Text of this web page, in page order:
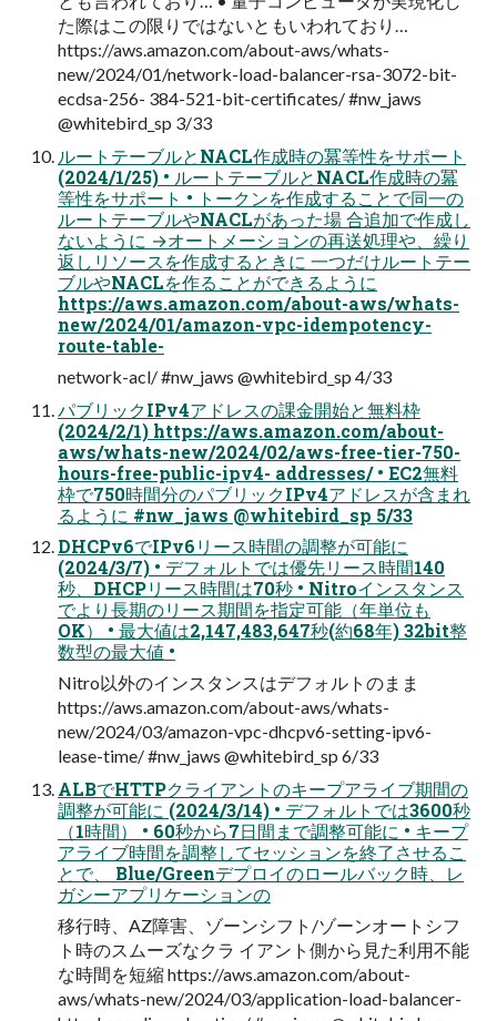
た際はこの限りではないともいわれており…
https://aws.amazon.com/about-aws/whats-
new/2024/01/network-load-balancer-rsa-3072-bit-
ecdsa-256- 384-521-bit-certificates/ #nw_jaws
@whitebird_sp 3/33
ルートテーブルとNACL作成時の冪等性をサポート
(2024/1/25) • ルートテーブルとNACL作成時の冪
等性をサポート • トークンを作成することで同一の
ルートテーブルやNACLがあった場 合追加で作成し
ないように →オートメーションの再送処理や、繰り
返しリソースを作成するときに 一つだけルートテー
ブルやNACLを作ることができるように
https://aws.amazon.com/about-aws/whats-
new/2024/01/amazon-vpc-idempotency-
route-table-
network-acl/ #nw_jaws @whitebird_sp 4/33
パブリックIPv4アドレスの課金開始と無料枠
(2024/2/1) https://aws.amazon.com/about-
aws/whats-new/2024/02/aws-free-tier-750-
hours-free-public-ipv4- addresses/ • EC2無料
枠で750時間分のパブリックIPv4アドレスが含まれ
るように #nw_jaws @whitebird_sp 5/33
DHCPv6でIPv6リース時間の調整が可能に
(2024/3/7) • デフォルトでは優先リース時間140
秒、DHCPリース時間は70秒 • Nitroインスタンス
でより長期のリース期間を指定可能（年単位も
OK） • 最大値は2,147,483,647秒(約68年) 32bit整
数型の最大値 •
Nitro以外のインスタンスはデフォルトのまま
https://aws.amazon.com/about-aws/whats-
new/2024/03/amazon-vpc-dhcpv6-setting-ipv6-
lease-time/ #nw_jaws @whitebird_sp 6/33
ALBでHTTPクライアントのキープアライブ期間の
調整が可能に (2024/3/14) • デフォルトでは3600秒
（1時間） • 60秒から7日間まで調整可能に • キープ
アライブ時間を調整してセッションを終了させるこ
とで、 Blue/Greenデプロイのロールバック時、レ
ガシーアプリケーションの
移行時、AZ障害、ゾーンシフト/ゾーンオートシフ
ト時のスムーズなクラ イアント側から見た利用不能
な時間を短縮 https://aws.amazon.com/about-
aws/whats-new/2024/03/application-load-balancer-